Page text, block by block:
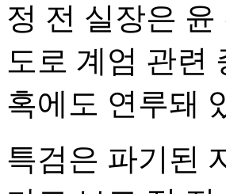
정 전 실장은
도로 계엄 관련
혹에도 연루돼
특검은 파기된